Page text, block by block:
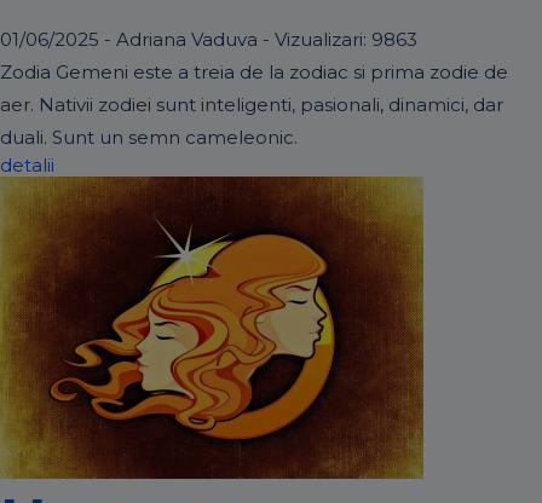
01/06/2025 - Adriana Vaduva - Vizualizari: 9863
Zodia Gemeni este a treia de la zodiac si prima zodie de
aer. Nativii zodiei sunt inteligenti, pasionali, dinamici, dar
duali. Sunt un semn cameleonic.
detalii